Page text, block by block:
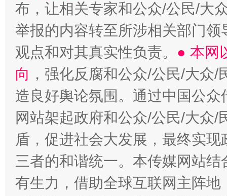
布，让相关专家和公众/公民/大
举报的内容转至所涉相关部门
观点和对其真实性负责。 ● 本网
向 ，强化反腐和公众/公民/大众
造良好舆论氛围。通过中国公
网站架起政府和公众/公民/大众
盾，促进社会大发展，最终实
三者的和谐统一。本传媒网站
有生力，借助全球互联网主阵